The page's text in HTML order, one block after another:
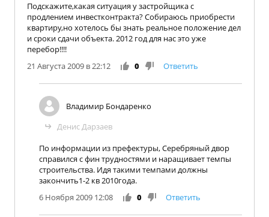
Подскажите,какая ситуация у застройщика с
продлением инвестконтракта? Собираюсь приобрести
квартиру,но хотелось бы знать реальное положение дел
и сроки сдачи объекта. 2012 год для нас это уже
перебор!!!!
21 Августа 2009 в 22:12
0 Ответить
Владимир Бондаренко
Денис Дарзаев
По информации из префектуры, Серебряный двор
справился с фин трудностями и наращивает темпы
строительства. Идя такими темпами должны
закончить1-2 кв 2010года.
6 Ноября 2009 12:08
0 Ответить